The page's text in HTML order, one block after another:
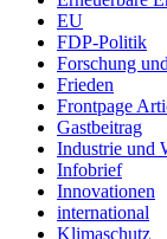
EU
FDP-Politik
Forschung
Frieden
Frontpage
Gastbeitrag
Industrie und
Infobrief
Innovationen
international
Klimaschutz